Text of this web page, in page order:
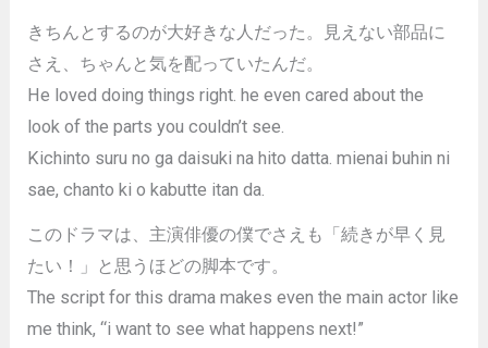
きちんとするのが大好きな人だった。見えない部品に
さえ、ちゃんと気を配っていたんだ。
He loved doing things right. he even cared about the
look of the parts you couldn’t see.
Kichinto suru no ga daisuki na hito datta. mienai buhin ni
sae, chanto ki o kabutte itan da.
このドラマは、主演俳優の僕でさえも「続きが早く見
たい！」と思うほどの脚本です。
The script for this drama makes even the main actor like
me think, “i want to see what happens next!”